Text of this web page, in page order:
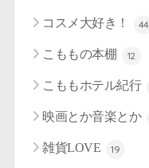
コスメ大好き！ 44
こももの本棚 12
こももホテル紀行
映画とか音楽とか
雑貨LOVE 19